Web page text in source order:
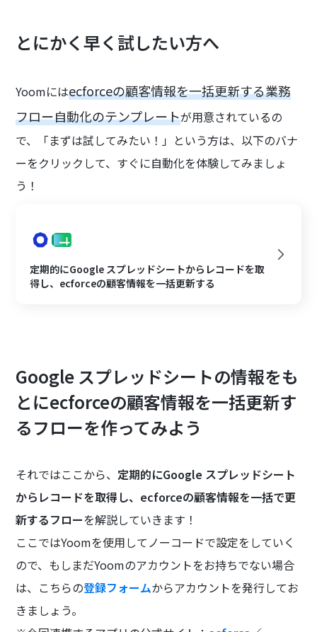
とにかく早く試したい方へ
Yoomにはecforceの顧客情報を一括更新する業務
フロー自動化のテンプレートが用意されているの
で、「まずは試してみたい！」という方は、以下のバナ
ーをクリックして、すぐに自動化を体験してみましょ
う！
定期的にGoogle スプレッドシートからレコードを取
得し、ecforceの顧客情報を一括更新する
Google スプレッドシートの情報をも
とにecforceの顧客情報を一括更新す
るフローを作ってみよう
それではここから、定期的にGoogle スプレッドシート
からレコードを取得し、ecforceの顧客情報を一括で更
新するフローを解説していきます！
ここではYoomを使用してノーコードで設定をしていく
ので、もしまだYoomのアカウントをお持ちでない場合
は、こちらの登録フォームからアカウントを発行してお
きましょう。